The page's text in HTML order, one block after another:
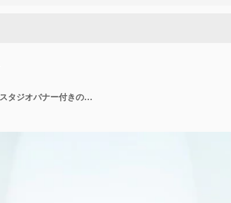
抽象的な贅沢なグラデーション青い背景。ブラックビネットスタジオバナー付きの滑らかなダークブルー。